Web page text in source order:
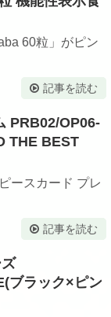
60粒」がピン
記事を読む
PRB02/OP06-
THE BEST
ースカード プレ
記事を読む
ブラック×ピン